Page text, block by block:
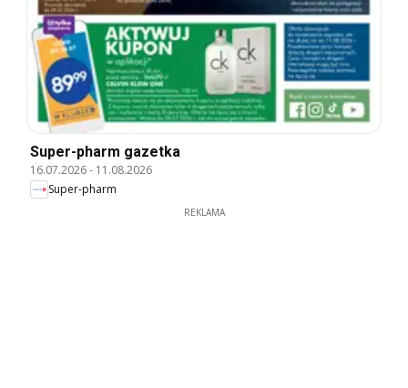
Super-pharm gazetka
16.07.2026- 11.08.2026
Super-pharm
REKLAMA